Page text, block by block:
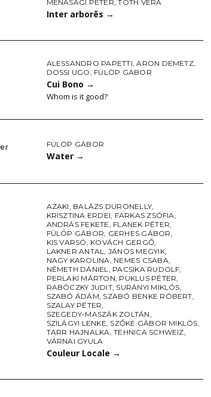
MENASÁGI PÉTER,TÓTH VERA
Inter arborēs →
ALESSANDRO PAPETTI,ARON DEMETZ,
DOSSI UGO, FÜLÖP GÁBOR
Cui Bono →
Whom is it good?
FÜLÖP GÁBOR
Water →
AZAKI, BALÁZS DURONELLY,
KRISZTINA ERDEI, FARKAS ZSÓFIA,
ANDRÁS FEKETE, FLANEK PÉTER,
FÜLÖP GÁBOR, GERHES GÁBOR,
KIS VARSÓ, KOVÁCH GERGŐ,
LAKNER ANTAL, JÁNOS MEGYIK,
NAGY KAROLINA, NEMES CSABA,
NÉMETH DÁNIEL, PACSIKA RUDOLF,
PERLAKI MÁRTON, PUKLUS PÉTER,
RABÓCZKY JUDIT, SURÁNYI MIKLÓS,
SZABÓ ÁDÁM, SZABÓ BENKE RÓBERT,
SZALAY PÉTER,
SZEGEDY-MASZÁK ZOLTÁN,
SZILÁGYI LENKE, SZŐKE GÁBOR MIKLÓS,
TARR HAJNALKA,TEHNICA SCHWEIZ,
VÁRNAI GYULA
Couleur Locale →